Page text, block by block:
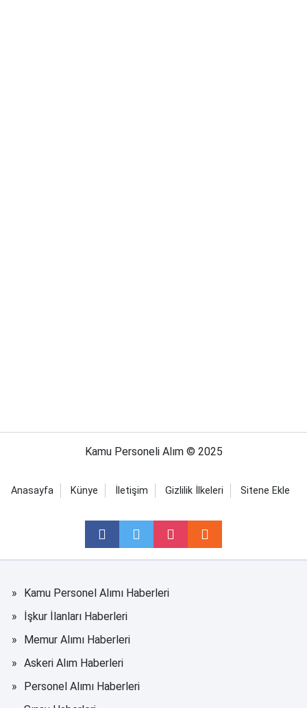
Kamu Personeli Alım © 2025
Anasayfa Künye İletişim Gizlilik İlkeleri Sitene Ekle
Kamu Personel Alımı Haberleri
İşkur İlanları Haberleri
Memur Alımı Haberleri
Askeri Alım Haberleri
Personel Alımı Haberleri